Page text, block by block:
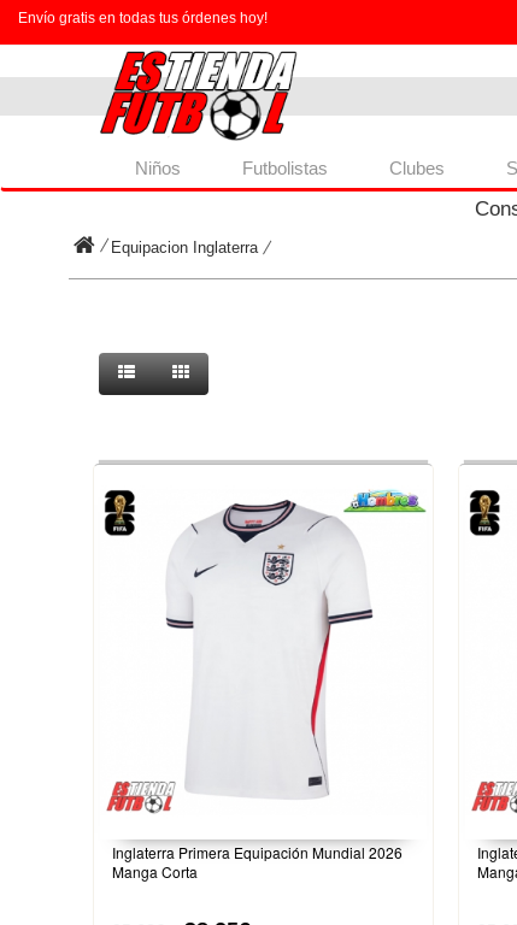
Envío gratis en todas tus órdenes hoy!
Niños Futbolistas Clubes
Equipacion Inglaterra
Inglaterra Primera Equipación Mundial 2026
Manga Corta